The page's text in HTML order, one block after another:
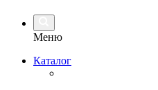
Меню
Каталог